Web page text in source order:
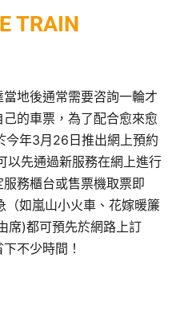
TRAIN
地後通常需要咨詢一輪才
的車票，為了配合愈來愈
今年3月26日推出網上預約
以先通過新服務在網上進行
務櫃台或售票機取票即
（如嵐山小火車、花嫁暖簾
席)都可預先於網路上訂
不少時間！